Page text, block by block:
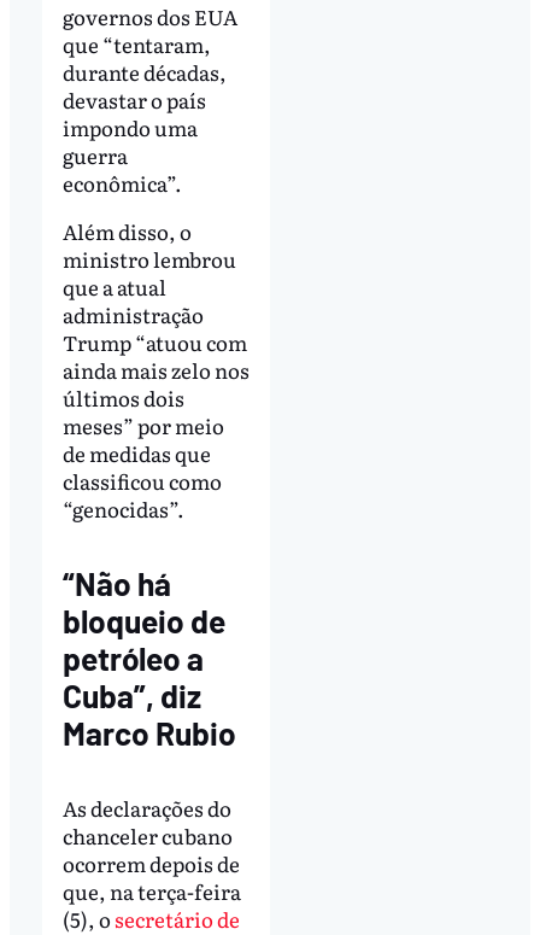
governos dos EUA
que “tentaram,
durante décadas,
devastar o país
impondo uma
guerra
econômica”.
Além disso, o
ministro lembrou
que a atual
administração
Trump “atuou com
ainda mais zelo nos
últimos dois
meses” por meio
de medidas que
classificou como
“genocidas”.
“Não há
bloqueio de
petróleo a
Cuba”, diz
Marco Rubio
As declarações do
chanceler cubano
ocorrem depois de
que, na terça-feira
(5), o secretário de